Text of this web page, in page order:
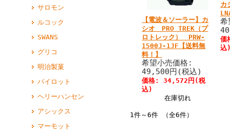
サロモン
ルコック
SWANS
グリコ
明治製菓
パイロット
ヘリーハンセン
アシックス
マーモット
【電波＆ソーラー】カ
シオ PRO TREK（プ
ロトレック） PRW-
1500J-1JF【送料無
料！】
希望小売価格:
49,500円(税込)
価格: 34,572円(税
込)
在庫切れ
価
込
1件～6件 （全6件）